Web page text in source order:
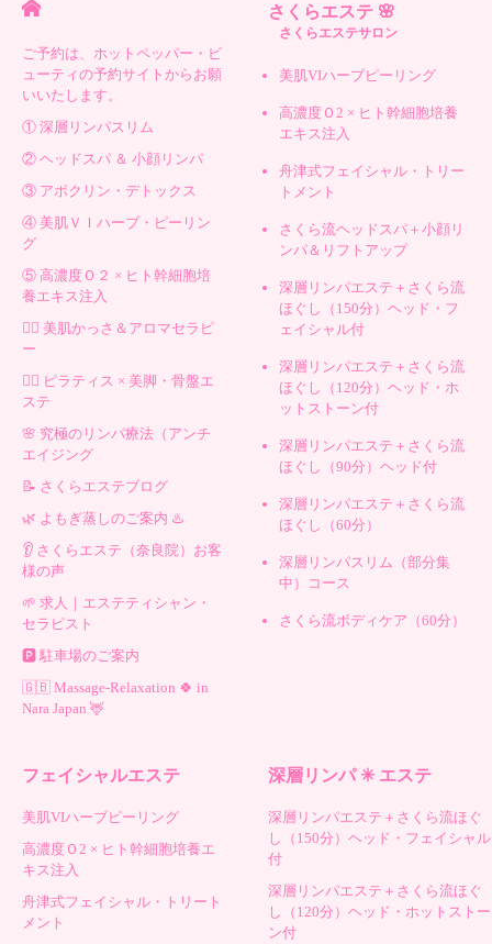
ご予約は、ホットペッパー・ビ
ューティの予約サイトからお願
いいたします。
① 深層リンパスリム
② ヘッドスパ ＆ 小顔リンパ
③ アポクリン・デトックス
④ 美肌ＶＩハーブ・ピーリン
グ
⑤ 高濃度Ｏ２ × ヒト幹細胞培
養エキス注入
💆‍♀️ 美肌かっさ＆アロマセラピ
ー
🧘‍♀️ ピラティス × 美脚・骨盤エ
ステ
🌸 究極のリンパ療法（アンチ
エイジング
📝 さくらエステブログ
🌿 よもぎ蒸しのご案内 ♨️
👂 さくらエステ（奈良院）お客
様の声
🌱 求人｜エステティシャン・
セラピスト
🅿️ 駐車場のご案内
🇬🇧 Massage-Relaxation 🍀 in
Nara Japan 🦌
さくらエステ 🌸
さくらエステサロン
美肌VIハーブピーリング
高濃度Ｏ2 × ヒト幹細胞培養
エキス注入
舟津式フェイシャル・トリー
トメント
さくら流ヘッドスパ＋小顔リ
ンパ＆リフトアップ
深層リンパエステ＋さくら流
ほぐし（150分）ヘッド・フ
ェイシャル付
深層リンパエステ＋さくら流
ほぐし（120分）ヘッド・ホ
ットストーン付
深層リンパエステ＋さくら流
ほぐし（90分）ヘッド付
深層リンパエステ＋さくら流
ほぐし（60分）
深層リンパスリム（部分集
中）コース
さくら流ボディケア（60分）
フェイシャルエステ
美肌VIハーブピーリング
高濃度Ｏ2 × ヒト幹細胞培養エ
キス注入
舟津式フェイシャル・トリート
メント
深層リンパ ✳︎ エステ
深層リンパエステ＋さくら流ほぐ
し（150分）ヘッド・フェイシャル
付
深層リンパエステ＋さくら流ほぐ
し（120分）ヘッド・ホットストー
ン付